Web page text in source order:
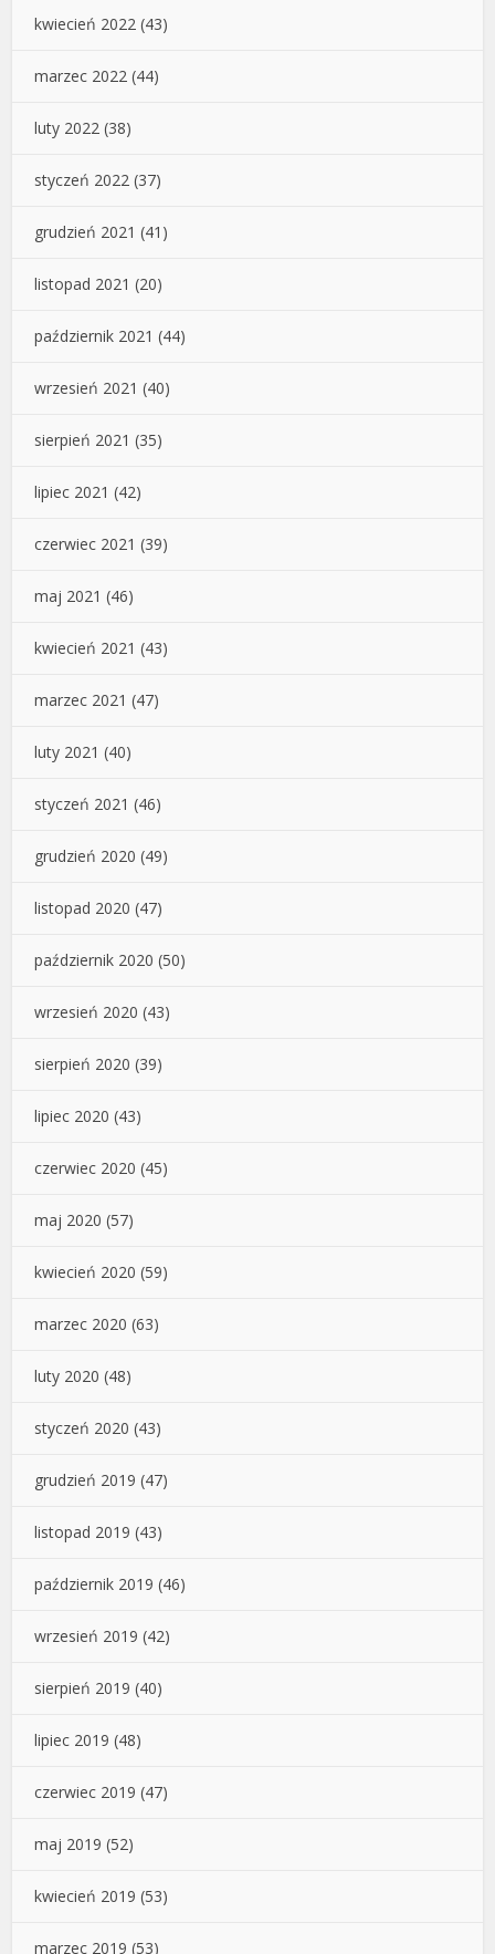
kwiecień 2022 (43)
marzec 2022 (44)
luty 2022 (38)
styczeń 2022 (37)
grudzień 2021 (41)
listopad 2021 (20)
październik 2021 (44)
wrzesień 2021 (40)
sierpień 2021 (35)
lipiec 2021 (42)
czerwiec 2021 (39)
maj 2021 (46)
kwiecień 2021 (43)
marzec 2021 (47)
luty 2021 (40)
styczeń 2021 (46)
grudzień 2020 (49)
listopad 2020 (47)
październik 2020 (50)
wrzesień 2020 (43)
sierpień 2020 (39)
lipiec 2020 (43)
czerwiec 2020 (45)
maj 2020 (57)
kwiecień 2020 (59)
marzec 2020 (63)
luty 2020 (48)
styczeń 2020 (43)
grudzień 2019 (47)
listopad 2019 (43)
październik 2019 (46)
wrzesień 2019 (42)
sierpień 2019 (40)
lipiec 2019 (48)
czerwiec 2019 (47)
maj 2019 (52)
kwiecień 2019 (53)
marzec 2019 (53)